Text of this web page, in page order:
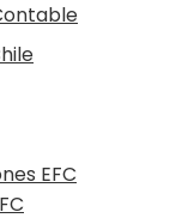
EFC